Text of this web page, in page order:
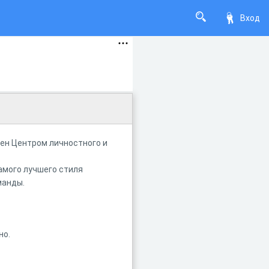
Вход
Центром личностного и
лучшего стиля